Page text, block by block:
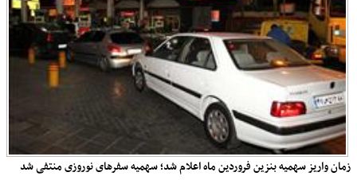
زمان واریز سهمیه بنزین فروردین ماه اعلام شد؛ سهمیه سفرهای نوروزی منتفی شد